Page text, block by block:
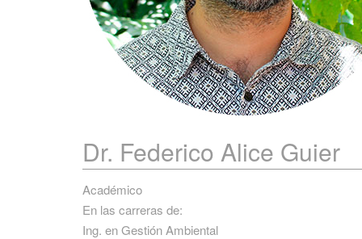
Dr. Federico Alice Guier
Académico
En las carreras de:
Ing. en Gestión Ambiental